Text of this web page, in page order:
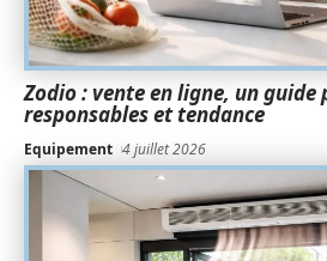
Zodio : vente en ligne, un guide
responsables et tendance
Equipement 4 juillet 2026